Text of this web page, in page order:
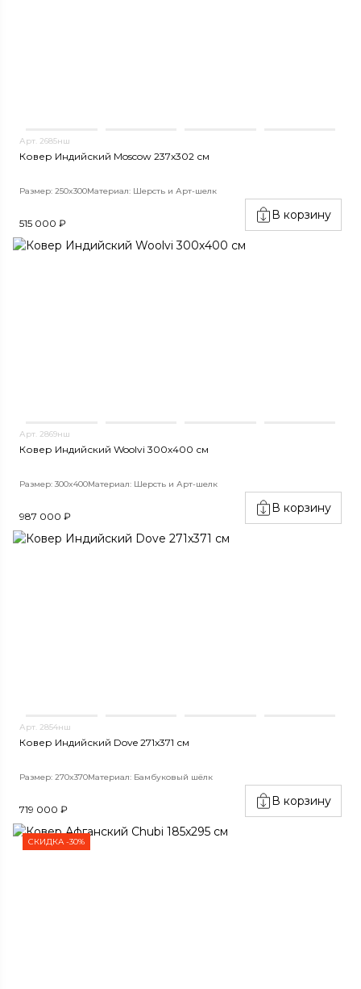
Арт. 2685нш
Ковер Индийский Moscow 237x302 см
Размер: 250x300Материал: Шерсть и Арт-шелк
515 000 ₽
В корзину
Арт. 2869нш
Ковер Индийский Woolvi 300х400 см
Размер: 300x400Материал: Шерсть и Арт-шелк
987 000 ₽
В корзину
Арт. 2854нш
Ковер Индийский Dove 271x371 см
Размер: 270x370Материал: Бамбуковый шёлк
719 000 ₽
В корзину
СКИДКА -30%